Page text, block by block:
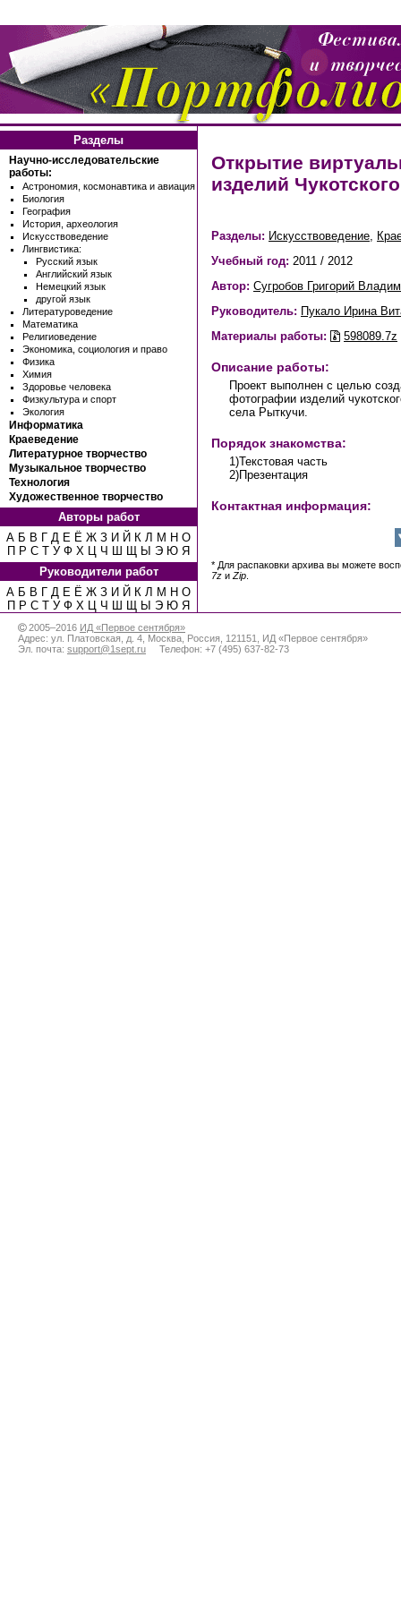
Разделы
Научно-исследовательские
работы:
Астрономия, космонавтика и авиация
Биология
География
История, археология
Искусствоведение
Лингвистика:
Русский язык
Английский язык
Немецкий язык
другой язык
Литературоведение
Математика
Религиоведение
Экономика, социология и право
Физика
Химия
Здоровье человека
Физкультура и спорт
Экология
Информатика
Краеведение
Литературное творчество
Музыкальное творчество
Технология
Художественное творчество
Авторы работ
А Б В Г Д Е Ё Ж З И Й К Л М Н О
П Р С Т У Ф Х Ц Ч Ш Щ Ы Э Ю Я
Руководители работ
А Б В Г Д Е Ё Ж З И Й К Л М Н О
П Р С Т У Ф Х Ц Ч Ш Щ Ы Э Ю Я
Открытие
изделий
Разделы: Искусствоведение
Учебный год: 2011 / 2012
Автор: Сугробов Григорий
Руководитель: Пукало Ирина
Материалы работы:
598089.7z
Описание работы:
Проект выполнен с целью
фотографии изделий
села Рыткучи.
Порядок знакомства:
1)Текстовая часть
2)Презентация
Контактная информация:
* Для распаковки архива вы можете
7z иZip.
2005–2016 ИД «Первое сентября»
Адрес: ул. Платовская, д. 4 Москва Россия 121151
ИД «Первое сентября»
Эл. почта: support@1sept.ru Телефон: +7 (495) 637-82-73